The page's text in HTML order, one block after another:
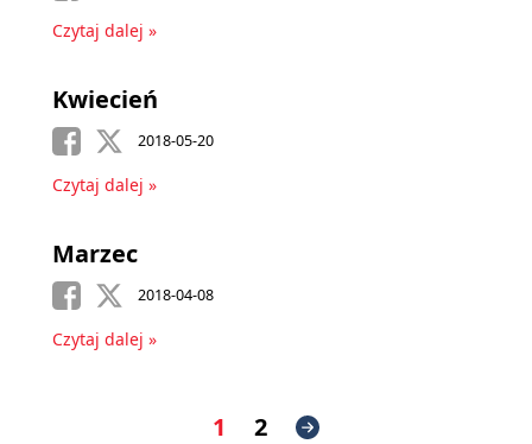
Czytaj dalej »
Kwiecień
2018-05-20
Czytaj dalej »
Marzec
2018-04-08
Czytaj dalej »
1 2